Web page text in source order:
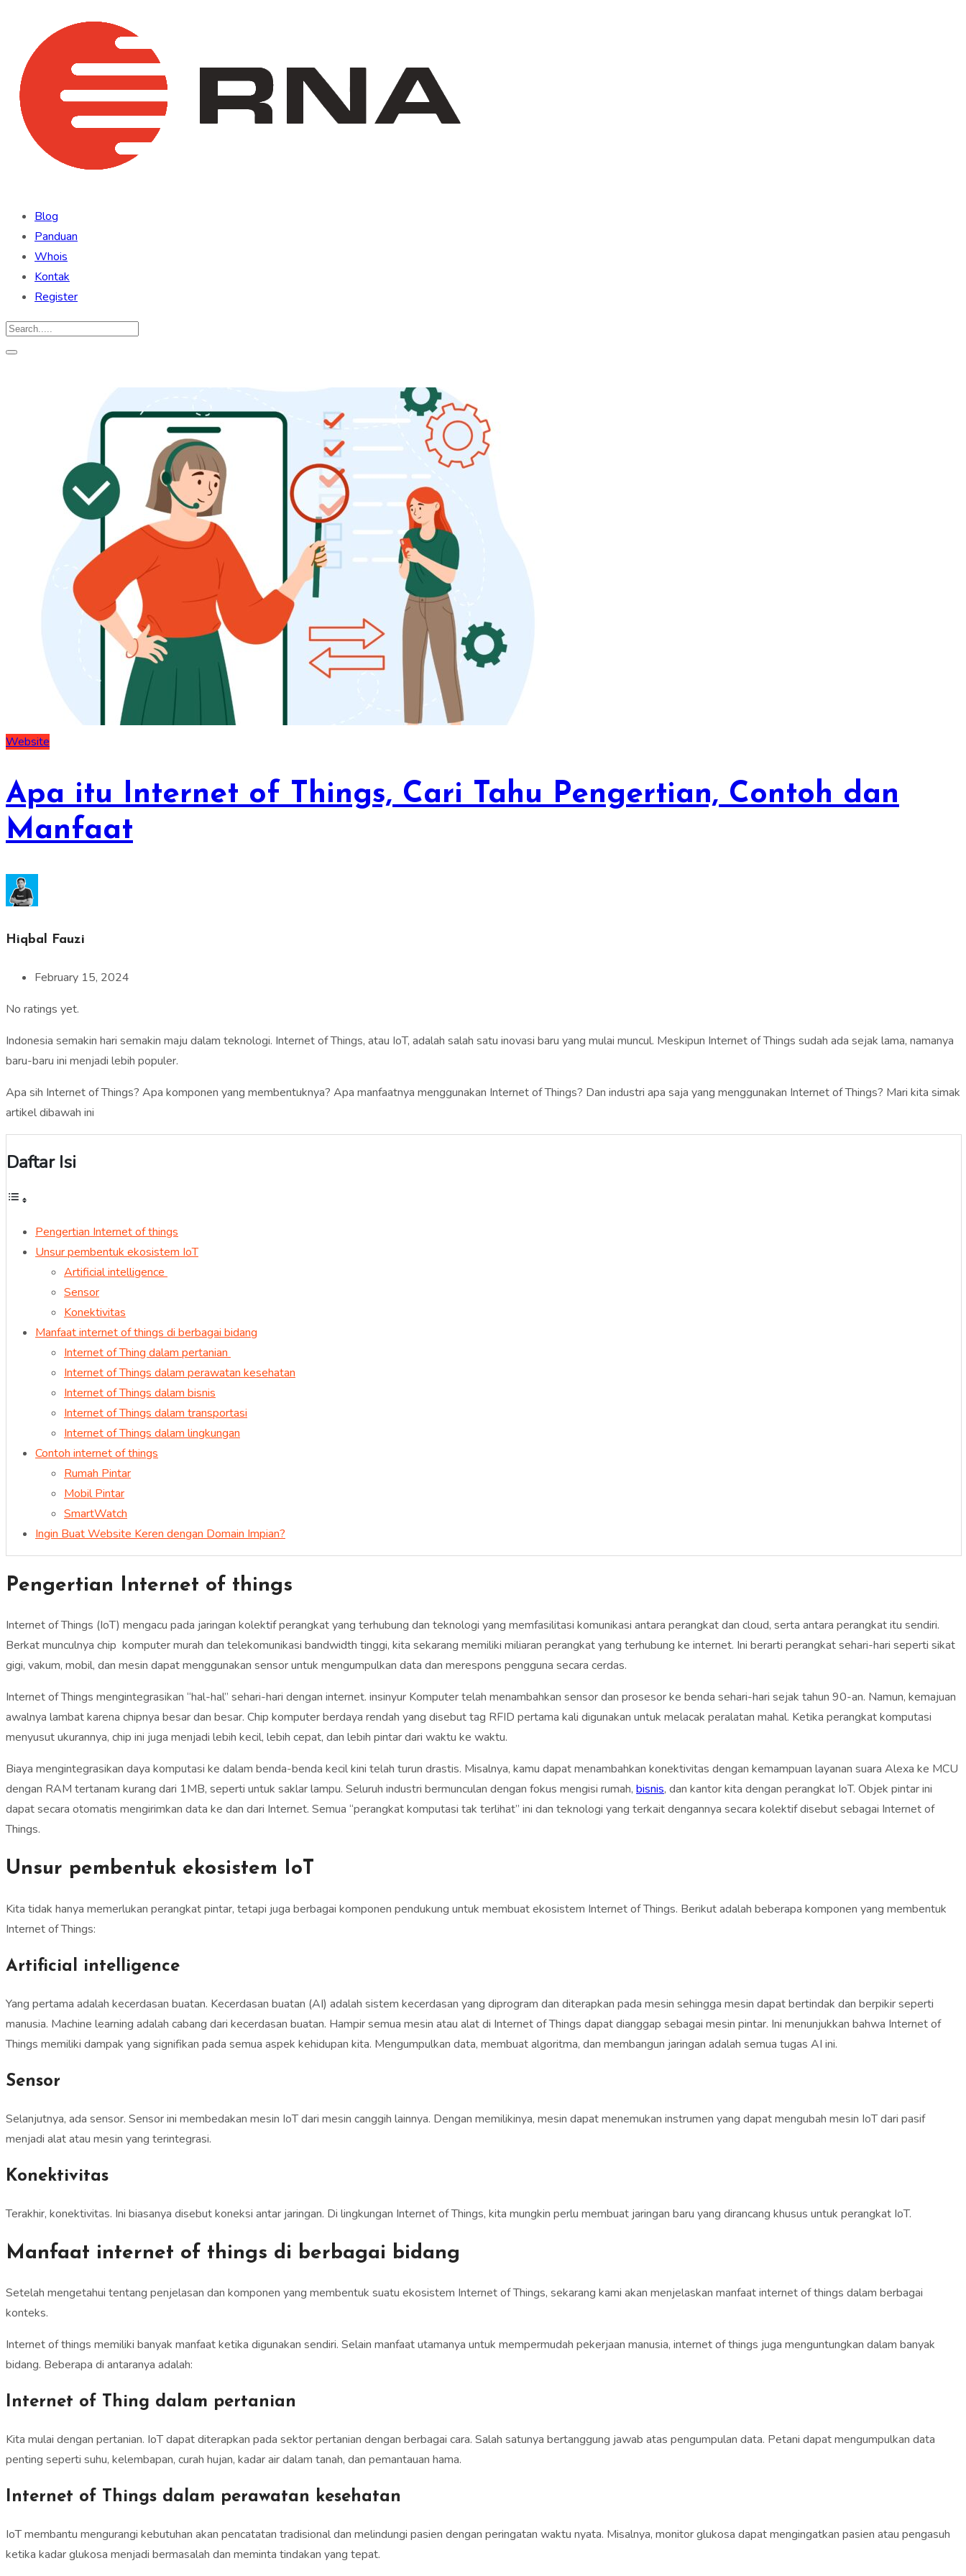
Blog
Panduan
Whois
Kontak
Register
Website
Apa itu Internet of Things, Cari Tahu Pengertian, Contoh dan
Manfaat
Hiqbal Fauzi
February 15, 2024
No ratings yet.
Indonesia semakin hari semakin maju dalam teknologi. Internet of Things, atau IoT, adalah salah satu inovasi baru yang mulai muncul. Meskipun Internet of Things sudah ada sejak lama, namanya
baru-baru ini menjadi lebih populer.
Apa sih Internet of Things? Apa komponen yang membentuknya? Apa manfaatnya menggunakan Internet of Things? Dan industri apa saja yang menggunakan Internet of Things? Mari kita simak
artikel dibawah ini
Daftar Isi
Pengertian Internet of things
Unsur pembentuk ekosistem IoT
Artificial intelligence
Sensor
Konektivitas
Manfaat internet of things di berbagai bidang
Internet of Thing dalam pertanian
Internet of Things dalam perawatan kesehatan
Internet of Things dalam bisnis
Internet of Things dalam transportasi
Internet of Things dalam lingkungan
Contoh internet of things
Rumah Pintar
Mobil Pintar
SmartWatch
Ingin Buat Website Keren dengan Domain Impian?
Pengertian Internet of things
Internet of Things (IoT) mengacu pada jaringan kolektif perangkat yang terhubung dan teknologi yang memfasilitasi komunikasi antara perangkat dan cloud, serta antara perangkat itu sendiri.
Berkat munculnya chip komputer murah dan telekomunikasi bandwidth tinggi, kita sekarang memiliki miliaran perangkat yang terhubung ke internet. Ini berarti perangkat sehari-hari seperti sikat
gigi, vakum, mobil, dan mesin dapat menggunakan sensor untuk mengumpulkan data dan merespons pengguna secara cerdas.
Internet of Things mengintegrasikan “hal-hal” sehari-hari dengan internet. insinyur Komputer telah menambahkan sensor dan prosesor ke benda sehari-hari sejak tahun 90-an. Namun, kemajuan
awalnya lambat karena chipnya besar dan besar. Chip komputer berdaya rendah yang disebut tag RFID pertama kali digunakan untuk melacak peralatan mahal. Ketika perangkat komputasi
menyusut ukurannya, chip ini juga menjadi lebih kecil, lebih cepat, dan lebih pintar dari waktu ke waktu.
Biaya mengintegrasikan daya komputasi ke dalam benda-benda kecil kini telah turun drastis. Misalnya, kamu dapat menambahkan konektivitas dengan kemampuan layanan suara Alexa ke MCU
dengan RAM tertanam kurang dari 1MB, seperti untuk saklar lampu. Seluruh industri bermunculan dengan fokus mengisi rumah, bisnis, dan kantor kita dengan perangkat IoT. Objek pintar ini
dapat secara otomatis mengirimkan data ke dan dari Internet. Semua “perangkat komputasi tak terlihat” ini dan teknologi yang terkait dengannya secara kolektif disebut sebagai Internet of
Things.
Unsur pembentuk ekosistem IoT
Kita tidak hanya memerlukan perangkat pintar, tetapi juga berbagai komponen pendukung untuk membuat ekosistem Internet of Things. Berikut adalah beberapa komponen yang membentuk
Internet of Things:
Artificial intelligence
Yang pertama adalah kecerdasan buatan. Kecerdasan buatan (AI) adalah sistem kecerdasan yang diprogram dan diterapkan pada mesin sehingga mesin dapat bertindak dan berpikir seperti
manusia. Machine learning adalah cabang dari kecerdasan buatan. Hampir semua mesin atau alat di Internet of Things dapat dianggap sebagai mesin pintar. Ini menunjukkan bahwa Internet of
Things memiliki dampak yang signifikan pada semua aspek kehidupan kita. Mengumpulkan data, membuat algoritma, dan membangun jaringan adalah semua tugas AI ini.
Sensor
Selanjutnya, ada sensor. Sensor ini membedakan mesin IoT dari mesin canggih lainnya. Dengan memilikinya, mesin dapat menemukan instrumen yang dapat mengubah mesin IoT dari pasif
menjadi alat atau mesin yang terintegrasi.
Konektivitas
Terakhir, konektivitas. Ini biasanya disebut koneksi antar jaringan. Di lingkungan Internet of Things, kita mungkin perlu membuat jaringan baru yang dirancang khusus untuk perangkat IoT.
Manfaat internet of things di berbagai bidang
Setelah mengetahui tentang penjelasan dan komponen yang membentuk suatu ekosistem Internet of Things, sekarang kami akan menjelaskan manfaat internet of things dalam berbagai
konteks.
Internet of things memiliki banyak manfaat ketika digunakan sendiri. Selain manfaat utamanya untuk mempermudah pekerjaan manusia, internet of things juga menguntungkan dalam banyak
bidang. Beberapa di antaranya adalah:
Internet of Thing dalam pertanian
Kita mulai dengan pertanian. IoT dapat diterapkan pada sektor pertanian dengan berbagai cara. Salah satunya bertanggung jawab atas pengumpulan data. Petani dapat mengumpulkan data
penting seperti suhu, kelembapan, curah hujan, kadar air dalam tanah, dan pemantauan hama.
Internet of Things dalam perawatan kesehatan
IoT membantu mengurangi kebutuhan akan pencatatan tradisional dan melindungi pasien dengan peringatan waktu nyata. Misalnya, monitor glukosa dapat mengingatkan pasien atau pengasuh
ketika kadar glukosa menjadi bermasalah dan meminta tindakan yang tepat.